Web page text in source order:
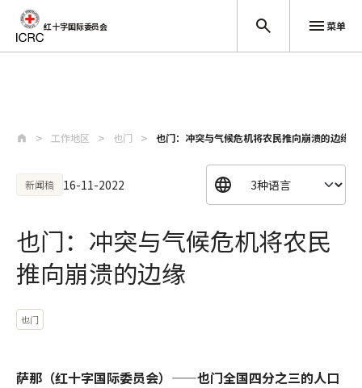
红十字国际委员会 菜单
工作地区 也门 也门：冲突与气候危机将农民推向崩溃的边缘
新闻稿 16-11-2022
也门：冲突与气候危机将农民
推向崩溃的边缘
也门
萨那（红十字国际委员会）——也门全国四分之三的人口